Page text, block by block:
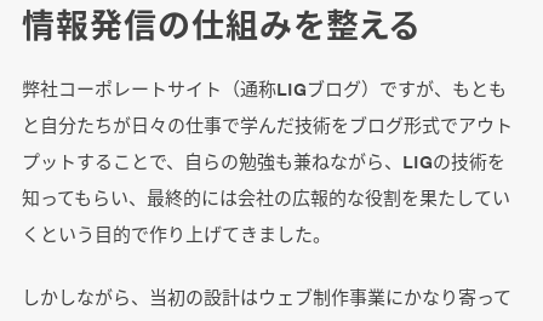
情報発信の仕組みを整える
弊社コーポレートサイト（通称LIGブログ）ですが、もとも
と自分たちが日々の仕事で学んだ技術をブログ形式でアウト
プットすることで、自らの勉強も兼ねながら、LIGの技術を
知ってもらい、最終的には会社の広報的な役割を果たしてい
くという目的で作り上げてきました。
しかしながら、当初の設計はウェブ制作事業にかなり寄って